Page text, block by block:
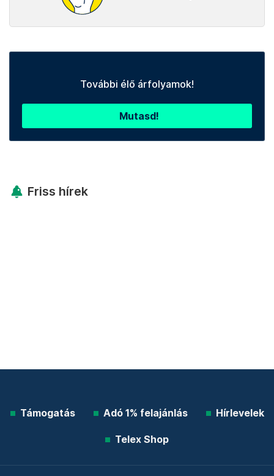
További élő árfolyamok!
Mutasd!
Friss hírek
Támogatás Adó 1% felajánlás Hírlevelek
Telex Shop